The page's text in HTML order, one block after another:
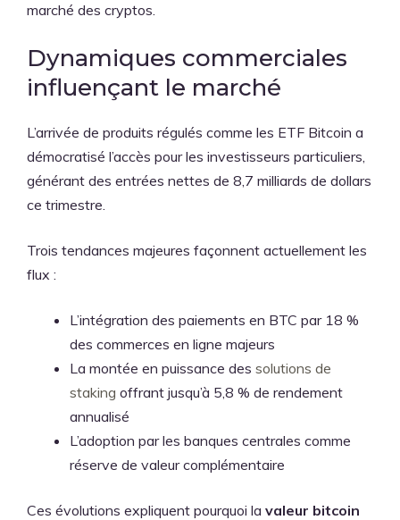
marché des cryptos.
Dynamiques commerciales
influençant le marché
L’arrivée de produits régulés comme les ETF Bitcoin a
démocratisé l’accès pour les investisseurs particuliers,
générant des entrées nettes de 8,7 milliards de dollars
ce trimestre.
Trois tendances majeures façonnent actuellement les
flux :
L’intégration des paiements en BTC par 18 %
des commerces en ligne majeurs
La montée en puissance des solutions de
staking offrant jusqu’à 5,8 % de rendement
annualisé
L’adoption par les banques centrales comme
réserve de valeur complémentaire
Ces évolutions expliquent pourquoi la valeur bitcoin